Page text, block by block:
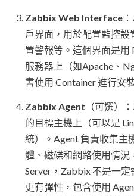
Zabbix Web Interface
戶界面，用於配置監控
置警報等。這個界面是用
服務器上（如Apache、
書使用 Container 進行安
Zabbix Agent （可選）
的目標主機上（可以是
統）。Agent 負責收集主
體、磁碟和網路使用情
Server，Zabbix 不是一
更有彈性，包含使用